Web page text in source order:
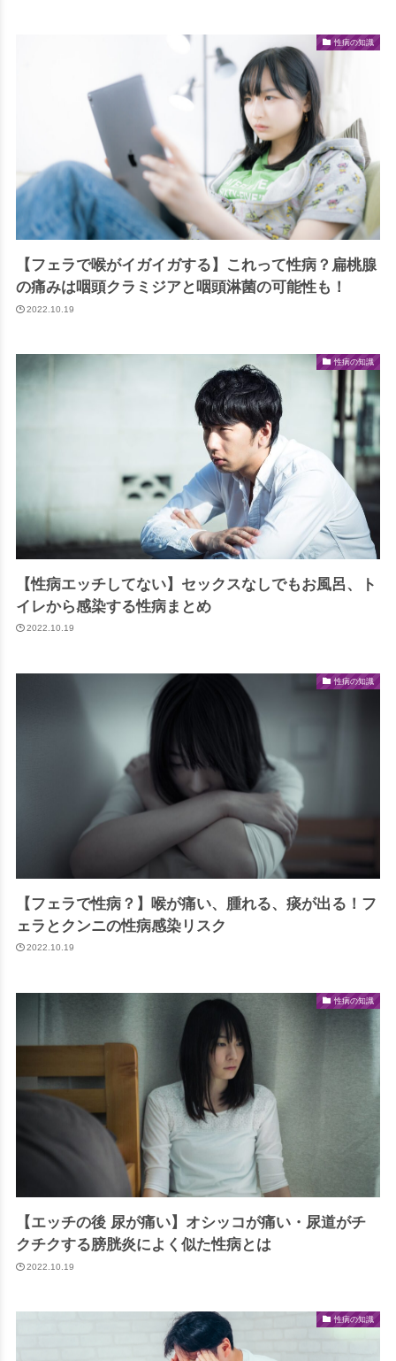
性病の知識
【フェラで喉がイガイガする】これって性病？扁桃腺
の痛みは咽頭クラミジアと咽頭淋菌の可能性も！
2022.10.19
性病の知識
【性病エッチしてない】セックスなしでもお風呂、ト
イレから感染する性病まとめ
2022.10.19
性病の知識
【フェラで性病？】喉が痛い、腫れる、痰が出る！フ
ェラとクンニの性病感染リスク
2022.10.19
性病の知識
【エッチの後 尿が痛い】オシッコが痛い・尿道がチ
クチクする膀胱炎によく似た性病とは
2022.10.19
性病の知識